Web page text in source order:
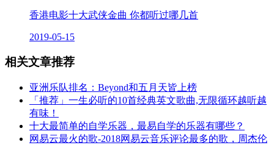
香港电影十大武侠金曲 你都听过哪几首
2019-05-15
相关文章推荐
亚洲乐队排名：Beyond和五月天皆上榜
「推荐」一生必听的10首经典英文歌曲,无限循环越听越
有味！
十大最简单的自学乐器，最易自学的乐器有哪些？
网易云最火的歌-2018网易云音乐评论最多的歌，周杰伦